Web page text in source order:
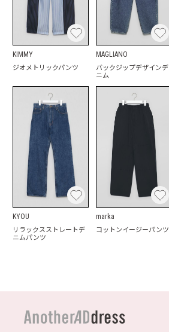
KIMMY
ジオメトリックパンツ
MAGLIANO
バックジップデザインデ
ニム
KYOU
リラックスストレートデ
ニムパンツ
marka
コットンイージーパンツ